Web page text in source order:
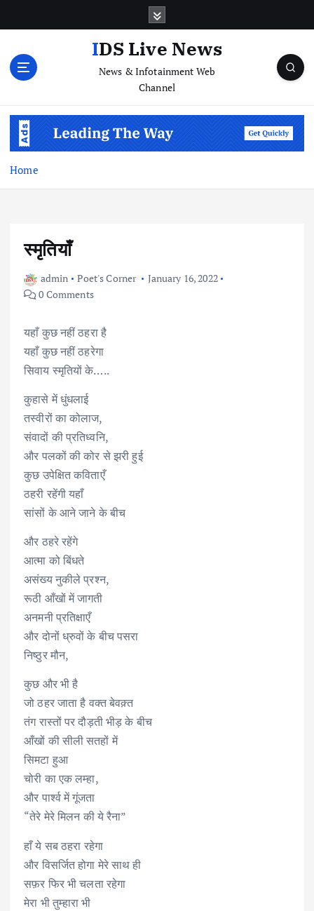
IDS Live News
News & Infotainment Web
Channel
Home
स्मृतियाँ
admin Poet's Corner
January 16, 2022
0 Comments
यहाँ कुछ नहीं ठहरा है
यहाँ कुछ नहीं ठहरेगा
सिवाय स्मृतियों के…..
कुहासे में धुंधलाई
तस्वीरों का कोलाज,
संवादों की प्रतिध्वनि,
और पलकों की कोर से झरी हुई
कुछ उपेक्षित कविताएँ
ठहरी रहेंगी यहाँ
सांसों के आने जाने के बीच
और ठहरे रहेंगे
आत्मा को बिंधते
असंख्य नुकीले प्रश्न,
रूठी आँखों में जागती
अनमनी प्रतिक्षाएँ
और दोनों ध्रुवों के बीच पसरा
निष्ठुर मौन,
कुछ और भी है
जो ठहर जाता है वक्त बेवक़्त
तंग रास्तों पर दौड़ती भीड़ के बीच
आँखों की सीली सतहों में
सिमटा हुआ
चोरी का एक लम्हा,
और पार्श्व में गूंजता
“तेरे मेरे मिलन की ये रैना”
हाँ ये सब ठहरा रहेगा
और विसर्जित होगा मेरे साथ ही
सफ़र फिर भी चलता रहेगा
मेरा भी तुम्हारा भी